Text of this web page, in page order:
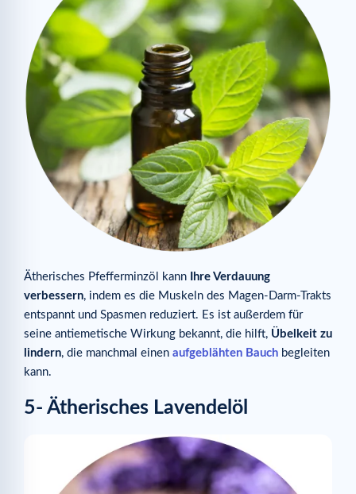
Ätherisches Pfefferminzöl kann
Ihre Verdauung
verbessern, indem es die Muskeln des Magen-Darm-Trakts
entspannt und Spasmen reduziert. Es ist außerdem für
seine antiemetische Wirkung bekannt, die hilft, Übelkeit zu
lindern, die manchmal einen aufgeblähten Bauch begleiten
kann.
5- Ätherisches Lavendelöl